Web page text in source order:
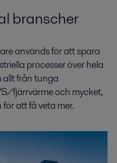
branscher
används för att spara
processer över hela
allt från tunga
fjärrvärme och mycket,
att få veta mer.